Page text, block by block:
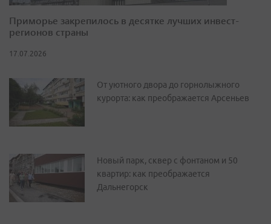
Приморье закрепилось в десятке лучших инвест-
регионов страны
17.07.2026
От уютного двора до горнолыжного
курорта: как преображается Арсеньев
Новый парк, сквер с фонтаном и 50
квартир: как преображается
Дальнегорск